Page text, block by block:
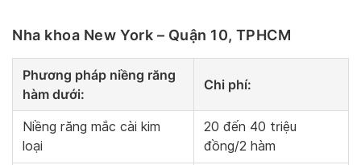
Nha khoa New York – Quận 10, TPHCM
Phương pháp niềng răng
hàm dưới:
Chi phí:
Niềng răng mắc cài kim
loại
20 đến 40 triệu
đồng/2 hàm